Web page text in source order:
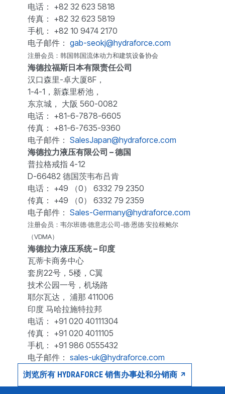
电话： +82 32 623 5818
传真： +82 32 623 5819
手机： +82 10 9474 2170
电子邮件： gab-seokj@hydraforce.com
注册会员：韩国韩国流体动力和建筑设备协会
海德拉福斯日本有限责任公司
汉口森里-卓大厦8F，
1-4-1，新森里桥池，
东京城， 大阪 560-0082
电话： +81-6-7878-6605
传真： +81-6-7635-9360
电子邮件： SalesJapan@hydraforce.com
海德拉力液压有限公司 – 德国
普拉格戒指 4-12
D-66482 德国茨韦布吕肯
电话： +49 （0） 6332 79 2350
传真： +49 （0） 6332 79 2359
电子邮件： Sales-Germany@hydraforce.com
注册会员：韦尔班德·德意志公司-德·恩德·安拉根鲍尔
（VDMA）
海德拉力液压系统 – 印度
瓦蒂卡商务中心
套房22号，5楼，C翼
技术公园一号，机场路
耶尔瓦达， 浦那 411006
印度 马哈拉施特拉邦
电话： +91 020 40111304
传真： +91 020 4011105
手机： +91 986 0555432
电子邮件： sales-uk@hydraforce.com
浏览所有 HYDRAFORCE 销售办事处和分销商